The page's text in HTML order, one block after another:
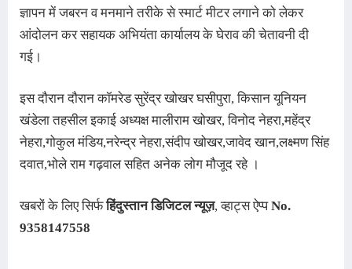
ज्ञापन में जबरन व मनमाने तरीके से स्मार्ट मीटर लगाने को लेकर
आंदोलन कर सहायक अभियंता कार्यालय के घेराव की चेतावनी दी
गई।
इस दौरान दौरान कॉमरेड सुरेंद्र खोखर घसीपुरा, किसान यूनियन
खंडेला तहसील इकाई अध्यक्ष मालीराम खोखर, विनोद नेहरा,महेंद्र
नेहरा,गोकुल मंडिय,नरेन्द्र नेहरा,संदीप खोखर,जावेद खान,लक्ष्मण सिंह
दवात,भोले राम गढ़वाल सहित अनेक लोग मौजूद रहे ।
खबरोंके लिए सिर्फहिंदुस्तान डिजिटल न्यूज़, व्हाट्स ऐप्पNo.
9358147558